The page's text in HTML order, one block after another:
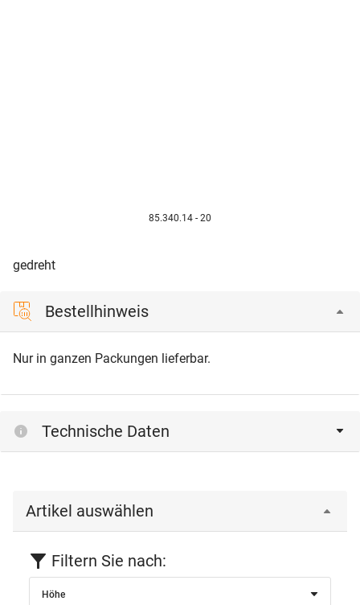
85.340.14 - 20
gedreht
Bestellhinweis
Nur in ganzen Packungen lieferbar.
Technische Daten
Artikel auswählen
Filtern Sie nach:
Höhe